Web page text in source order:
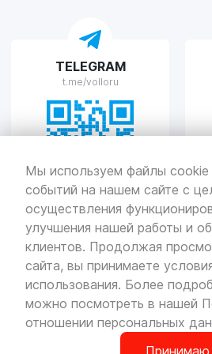
Мы используем файлы cookie
событий на нашем сайте с
осуществления
улучшения нашей работы и
клиентов. Продолжая
сайта, вы принимаете
использования. Более
можно посмотреть в нашей
отношении персональных
Принимаю
VOLLO Рязань
г. Рязань, улица Островского,
Пн-Пт с 9:00 до 20:00, Сб-Вс
VOLLO Тверь
г. Тверь, проспект Николая
Пн-Пт с 9:00 до 19:00 Сб-Вс с
TELEGRAM
t.me/volloru
© Все права защищены. Информация
об авторских правах.
Политикаконфиденциальности
Разработкаи продвижение —